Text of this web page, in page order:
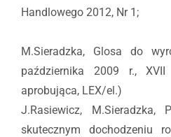
Handlowego 2012, Nr 1;
M.Sieradzka, Glosa do
października 2009 r.,
aprobująca, LEX/el.)
J.Rasiewicz, M.Sieradzka,
skutecznym dochodzeniu